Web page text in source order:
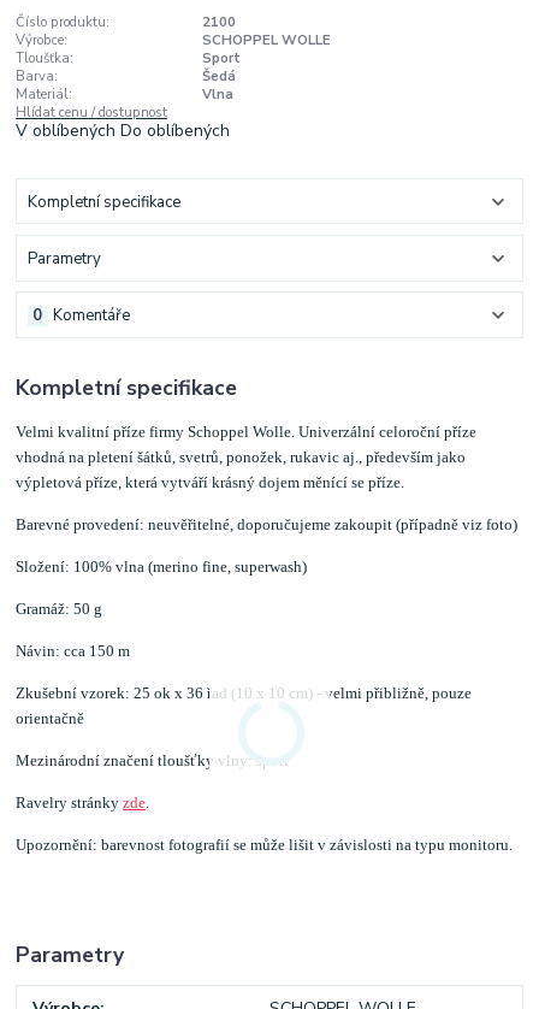
Číslo produktu:
2100
Výrobce:
SCHOPPEL WOLLE
Tloušťka:
Sport
Barva:
Šedá
Materiál:
Vlna
Hlídat cenu / dostupnost
V oblíbenýchDo oblíbených
Kompletní specifikace
Parametry
Komentáře
0
Kompletní specifikace
Velmi kvalitní příze firmy Schoppel Wolle. Univerzální celoroční příze
vhodná na pletení šátků, svetrů, ponožek, rukavic aj., především jako
výpletová příze, která vytváří krásný dojem měnící se příze.
Barevné provedení: neuvěřitelné, doporučujeme zakoupit (případně viz foto)
Složení: 100% vlna (merino fine, superwash)
Gramáž: 50 g
Návin: cca 150 m
Zkušební vzorek: 25 ok x 36 řad (10 x 10 cm) - velmi přibližně, pouze
orientačně
Mezinárodní značení tloušťky vlny: sport
Ravelry stránkyzde
Upozornění: barevnost fotografií se může lišit v závislosti na typu monitoru.
Parametry